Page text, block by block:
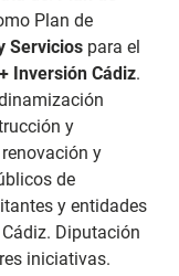
Plan de
Servicios para el
Inversión Cádiz.
y
y
de
y entidades
Diputación
iniciativas.